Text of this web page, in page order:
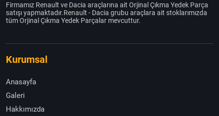
Firmamız Renault ve Dacia araçlarına ait Orjinal Çıkma Yedek Parça
satışı yapmaktadır.Renault - Dacia grubu araçlara ait stoklarımızda
tüm Orjinal Çıkma Yedek Parçalar mevcuttur.
Kurumsal
Anasayfa
Galeri
Hakkımızda